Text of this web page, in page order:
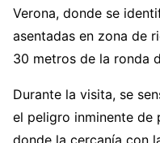
Verona, donde se
asentadas en zona de
30 metros de la ronda
Durante la visita, se
el peligro inminente de